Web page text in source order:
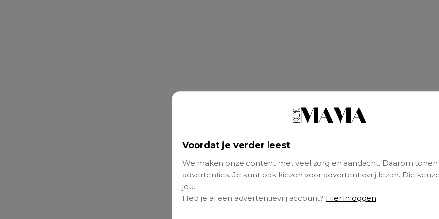
Voordat je verder leest
We maken onze content met veel zorg en aandacht. Daarom tonen
advertenties. Je kunt ook kiezen voor advertentievrij lezen. Die
jou.
Heb je al een advertentievrij account? Hier inloggen